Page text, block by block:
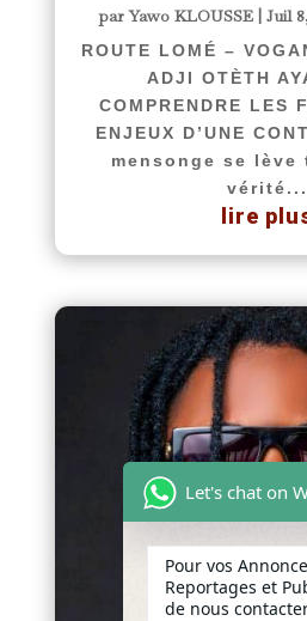
parYawo KLOUSSE| Juil
ROUTE LOMÉ –
ADJI OTÈTH
COMPRENDRE LES
ENJEUX D’UNE
mensonge se lève
vérité...
lire
Let's chat on
Pour vos
Reportages et
de nous